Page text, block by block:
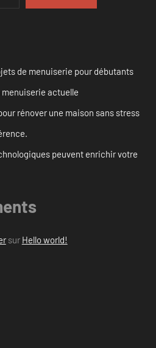
de menuiserie pour débutants
actuelle
rénover une maison sans stress
peuvent enrichir votre
sur Hello world!